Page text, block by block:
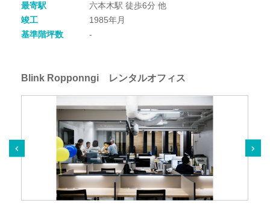
最寄駅
六本木駅 徒歩6分 他
竣工
1985年月
基準階坪数
-
Blink Ropponngi レンタルオフィス